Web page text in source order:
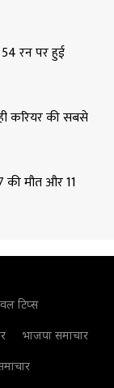
रन पर हुई
करियर की सबसे
की मौत और 11
टिप्स
भाजपा समाचार